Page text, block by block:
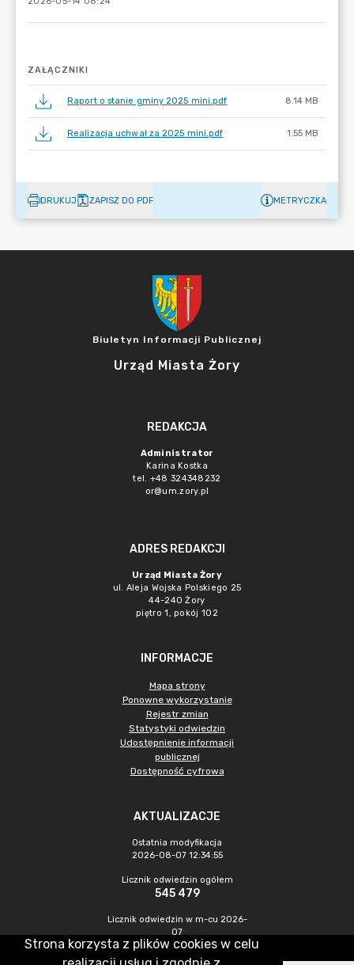
ZAŁĄCZNIKI
Raport o stanie gminy 2025 mini.pdf 8.14 MB
Realizacja uchwał za 2025 mini.pdf 1.55 MB
DRUKUJ ZAPISZ DO PDF METRYCZKA
Biuletyn Informacji Publicznej
Urząd Miasta Żory
REDAKCJA
Administrator
Karina Kostka
tel. +48 324348232
or@um.zory.pl
ADRES REDAKCJI
Urząd Miasta Żory
ul. Aleja Wojska Polskiego 25
44-240 Żory
piętro 1, pokój 102
INFORMACJE
Mapa strony
Ponowne wykorzystanie
Rejestr zmian
Statystyki odwiedzin
Udostępnienie informacji
publicznej
Dostępność cyfrowa
AKTUALIZACJE
Ostatnia modyfikacja
2026-08-07 12:34:55
Licznik odwiedzin ogółem
545 479
Licznik odwiedzin w m-cu 2026-
07
1 495
Strona korzysta z plików cookies w celu